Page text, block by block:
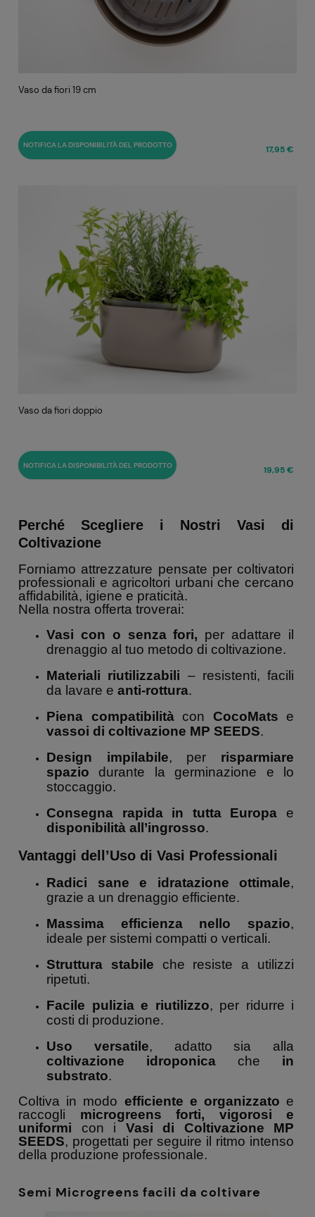
Vaso da fiori 19 cm
17,95 €
NOTIFICA LA DISPONIBILITÀ DEL PRODOTTO
Vaso da fiori doppio
19,95 €
NOTIFICA LA DISPONIBILITÀ DEL PRODOTTO
Perché Scegliere i Nostri Vasi di
Coltivazione
Forniamo attrezzature pensate per coltivatori
professionali e agricoltori urbani che cercano
affidabilità, igiene e praticità.
Nella nostra offerta troverai:
Vasi con o senza fori, per adattare il
drenaggio al tuo metodo di coltivazione.
Materiali riutilizzabili – resistenti, facili
da lavare e anti-rottura.
Piena compatibilitàcon CocoMats e
vassoi di coltivazione MP SEEDS.
Design impilabile, per risparmiare
spazio durante la germinazione e lo
stoccaggio.
Consegna rapida in tutta Europa e
disponibilità all’ingrosso.
Vantaggi dell’Uso di Vasi Professionali
Radici sane e idratazione ottimale,
grazie a un drenaggio efficiente.
Massima efficienza nello spazio,
ideale per sistemi compatti o verticali.
Struttura stabile che resiste a utilizzi
ripetuti.
Facile pulizia e riutilizzo, per ridurre i
costi di produzione.
Uso versatile, adatto sia alla
coltivazione idroponica che in
substrato.
Coltiva in modo efficiente e organizzato e
raccogli microgreens forti, vigorosi e
uniformi con i Vasi di Coltivazione MP
SEEDS, progettati per seguire il ritmo intenso
della produzione professionale.
Semi Microgreens facili da coltivare